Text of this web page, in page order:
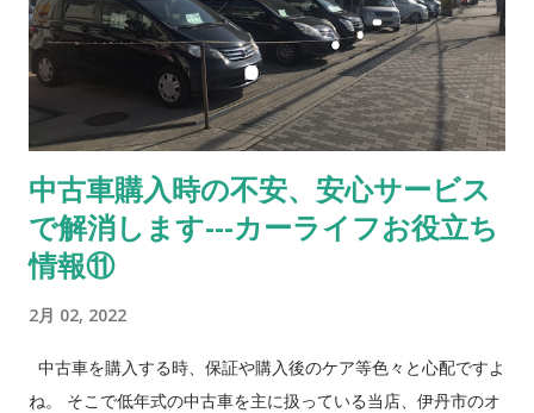
約』を自由に選択 * 但し、上項の6.7.は、車両引渡し時より著し
く車の価値が低下して いる場合は残債の返済、もしくは原状回
復費用を請求 8 ． 近隣エリアの方のみ 対象（来店必須）
9. 毎月のお支払は月末までのお振込（手数料お客様負
担） 10. 契約後届け出事項の変更（住所、勤務先、連絡先
等）が発生した場合は速やかに書面にて届け出ること *お客様
が希望される頭金、分割回数によって条件が変わります。 信用
情報 （社内審査） ➀ 所得証明書 ② 緊急連絡先 ➂
車両保管場所 まずはご相談を❗️ ＊ローンご希望の方
は、まずは信販会社...
中古車購入時の不安、安心サービス
で解消します---カーライフお役立ち
情報⑪
2月 02, 2022
中古車を購入する時、保証や購入後のケア等色々と心配ですよ
ね。 そこで低年式の中古車を主に扱っている当店、伊丹市のオ